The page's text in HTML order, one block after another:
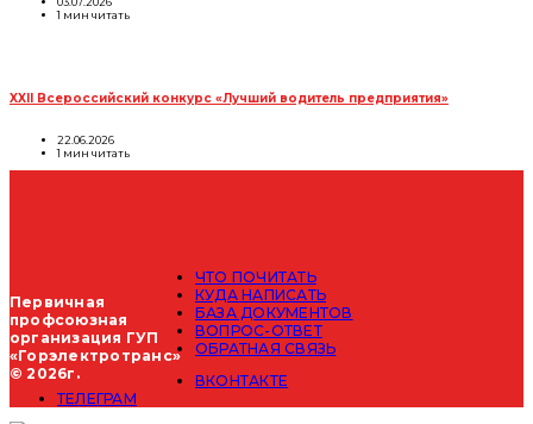
1 мин читать
XXII Всероссийский конкурс «Лучший водитель предприятия»
22.06.2026
1 мин читать
Первичная
профсоюзная
организация ГУП
«Горэлектротранс»
© 2026г.
ЧТО ПОЧИТАТЬ
КУДА НАПИСАТЬ
БАЗА ДОКУМЕНТОВ
ВОПРОС-ОТВЕТ
ОБРАТНАЯ СВЯЗЬ
ВКОНТАКТЕ
ТЕЛЕГРАМ